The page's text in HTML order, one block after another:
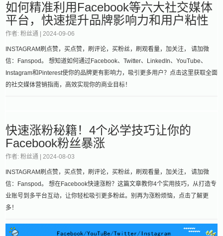
如何精准利用Facebook等六大社交媒体
平台，快速提升品牌影响力和用户粘性
作者: 粉丝通 | 2024-09-06
INSTAGRAM刷点赞，买点赞，刷评论，买粉丝，刷观看量，加关注， 请加微
信：Fanspod。 想知道如何通过Facebook、Twitter、LinkedIn、YouTube、
Instagram和Pinterest使你的品牌更有影响力，吸引更多用户？点击这里获取全面
的社交媒体营销指南，高效实现你的商业目标！
快速涨粉秘籍！4个必学技巧让你的
Facebook粉丝暴涨
作者: 粉丝通 | 2024-08-03
INSTAGRAM刷点赞，买点赞，刷评论，买粉丝，刷观看量，加关注， 请加微
信：Fanspod。 想在Facebook快速涨粉？这篇文章教你4个实用技巧，从打造专
业账号到多平台互动，让你轻松吸引更多粉丝。别再为涨粉烦恼，点击了解更
多！